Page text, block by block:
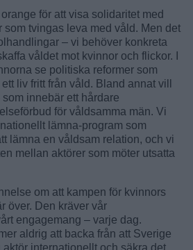
för att visa solidaritet med
som tvingas leva med våld. Men det
– vi behöver konkreta
våldet mot kvinnor och flickor. I
se politiska reformer som
liv fritt från våld. Bland annat vill
innebär ett hårdare
för våldsamma män. Vi
lämna-program som
lämna en våldsam relation, och vi
mellan aktörer som möter utsatta
om att kampen för kvinnors
över. Den kräver vår
engagemang – varje dag.
aldrig att backa från att Sverige
aktör internationellt och säkra det